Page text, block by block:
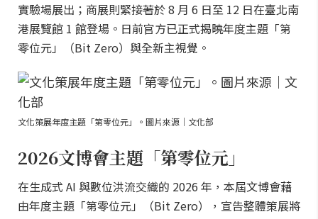
實驗場展出；商展則緊接著於 8 月 6 日至 12 日在臺北南
港展覽館 1 館登場。日前官方已正式揭曉年度主題「第
零位元」（Bit Zero）與全新主視覺。
文化策展年度主題「第零位元」。圖片來源｜文化部
2026文博會主題「第零位元」
在生成式 AI 與數位洪流交織的 2026 年，本屆文博會藉
由年度主題「第零位元」（Bit Zero），宣告整體策展將